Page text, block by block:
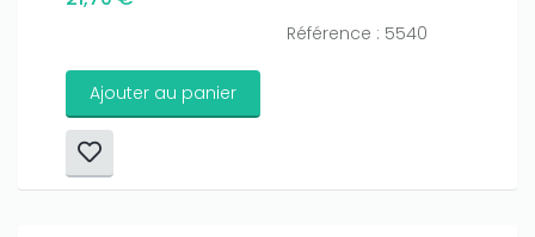
Référence : 5540
Ajouter au panier